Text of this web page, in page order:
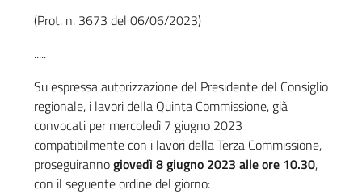
(Prot. n. 3673 del 06/06/2023)
.....
Su espressa autorizzazione del Presidente del Consiglio
regionale, i lavori della Quinta Commissione, già
convocati per mercoledì 7 giugno 2023
compatibilmente con i lavori della Terza Commissione,
proseguirannogiovedì 8 giugno 2023 alle ore 10.30,
con il seguente ordine del giorno: